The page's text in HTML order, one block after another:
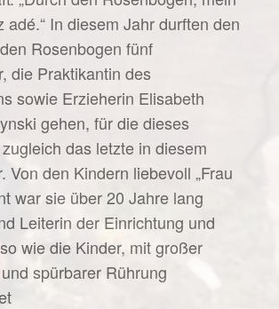
adé.“ In diesem Jahr durften den
Rosenbogen fünf
die Praktikantin des
sowie Erzieherin Elisabeth
gehen, für die dieses
das letzte in diesem
Von den Kindern liebevoll „Frau
war sie über 20 Jahre lang
Leiterin der Einrichtung und
wie die Kinder, mit großer
spürbarer Rührung